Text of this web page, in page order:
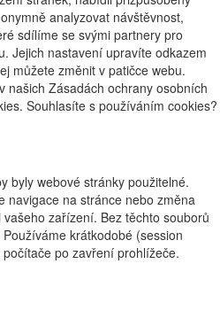
analyzovat návštěvnost,
sdílíme se svými partnery pro
Jejich nastavení upravíte odkazem
můžete změnit v patičce webu.
našich Zásadách ochrany osobních
Souhlasíte s používáním cookies?
byly webové stránky použitelné.
navigace na stránce nebo změna
zařízení. Bez těchto souborů
krátkodobé (session
po zavření prohlížeče.